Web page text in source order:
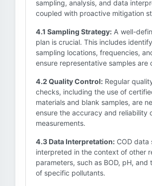
sampling, analysis, and data
coupled with proactive mitigation
4.1 Sampling Strategy: A well-
plan is crucial. This includes
sampling locations, frequencies,
ensure representative samples are
4.2 Quality Control: Regular
checks, including the use of
materials and blank samples, are
ensure the accuracy and reliability
measurements.
4.3 Data Interpretation: COD data
interpreted in the context of other
parameters, such as BOD, pH, and
of specific pollutants.